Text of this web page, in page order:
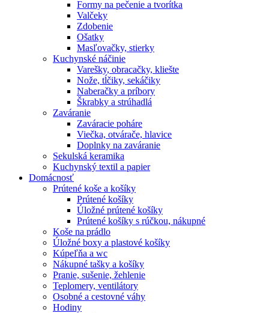
Formy na pečenie a tvorítka
Valčeky
Zdobenie
Ošatky
Masľovačky, stierky
Kuchynské náčinie
Varešky, obracačky, kliešte
Nože, tĺčiky, sekáčiky
Naberačky a príbory
Škrabky a strúhadlá
Zaváranie
Zaváracie poháre
Viečka, otvárače, hlavice
Doplnky na zaváranie
Sekulská keramika
Kuchynský textil a papier
Domácnosť
Prútené koše a košíky
Prútené košíky
Úložné prútené košíky
Prútené košíky s rúčkou, nákupné
Koše na prádlo
Úložné boxy a plastové košíky
Kúpeľňa a wc
Nákupné tašky a košíky
Pranie, sušenie, žehlenie
Teplomery, ventilátory
Osobné a cestovné váhy
Hodiny